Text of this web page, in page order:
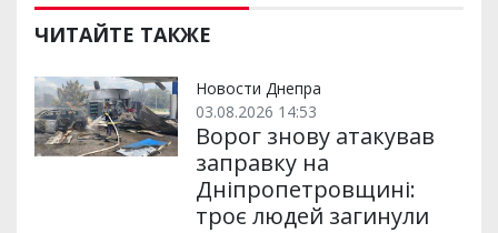
ЧИТАЙТЕ ТАКЖЕ
Новости Днепра
03.08.2026 14:53
Ворог знову атакував
заправку на
Дніпропетровщині:
троє людей загинули